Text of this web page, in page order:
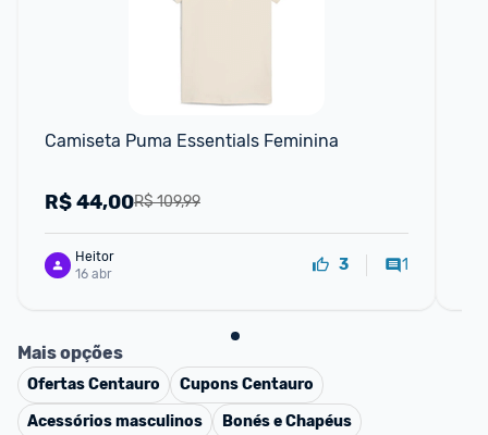
Camiseta Puma Essentials Feminina
R$ 109,99
R$44,00
Heitor
16 abr
3 1
Mais opções
OfertasCentauro CuponsCentauro
Acessórios masculinos
Bonés e Chapéus